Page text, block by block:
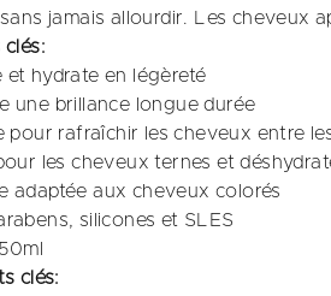
jamais allourdir. Les cheveux
clés:
et hydrate en légèreté
une brillance longue durée
pour rafraîchir les cheveux entre
les cheveux ternes et
adaptée aux cheveux colorés
silicones et SLES
clés: